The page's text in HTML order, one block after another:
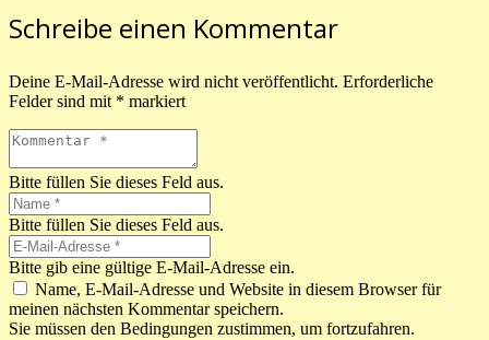
Schreibe einen Kommentar
Deine E-Mail-Adresse wird nicht veröffentlicht. Erforderliche
Felder sind mit * markiert
Bitte füllen Sie dieses Feld aus.
Bitte füllen Sie dieses Feld aus.
Bitte gib eine gültige E-Mail-Adresse ein.
Name, E-Mail-Adresse und Website in diesem Browser für
meinen nächsten Kommentar speichern.
Sie müssen den Bedingungen zustimmen, um fortzufahren.